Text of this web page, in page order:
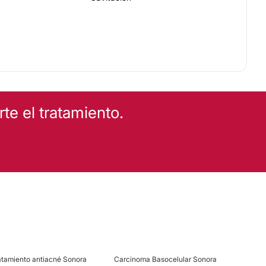
el tratamiento.
antiacné Sonora
Carcinoma Basocelular Sonora